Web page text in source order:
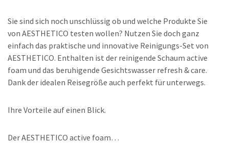
Sie sind sich noch unschlüssig ob und welche Produkte Sie
von AESTHETICO testen wollen? Nutzen Sie doch ganz
einfach das praktische und innovative Reinigungs-Set von
AESTHETICO. Enthalten ist der reinigende Schaum active
foam und das beruhigende Gesichtswasser refresh & care.
Dank der idealen Reisegröße auch perfekt für unterwegs.
Ihre Vorteile auf einen Blick.
Der AESTHETICO active foam…